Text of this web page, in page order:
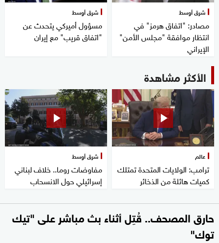
شرق أوسط
مصادر: "اتفاق هرمز" في
انتظار موافقة "مجلس الأمن"
الإيراني
شرق أوسط
مسؤول أميركي يتحدث عن
"اتفاق قريب" مع إيران
الأكثر مشاهدة
عالم
ترامب: الولايات المتحدة تمتلك
كميات هائلة من الذخائر
شرق أوسط
مفاوضات روما.. خلاف لبناني
إسرائيلي حول الانسحاب
حارق المصحف.. قُتِل أثناء بث مباشر على "تيك
توك"